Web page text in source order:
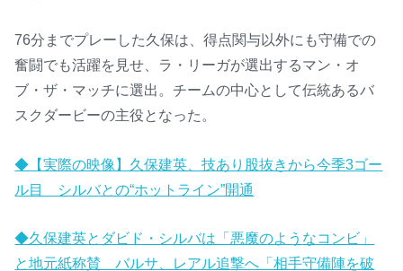
76分までプレーした久保は、得点関与以外にも守備での
奮闘でも活躍を見せ、ラ・リーガが選出するマン・オ
ブ・ザ・マッチに選出。チームの中心として伝統あるバ
スクダービーの主役となった。
◆【実際の映像】久保建英、技あり股抜きから今季3ゴー
ル目 シルバとの“ホットライン”開通
◆久保建英とダビド・シルバは「悪魔のようなコンビ」
と地元紙称賛 バルサ、レアル追撃へ「相手守備陣を破